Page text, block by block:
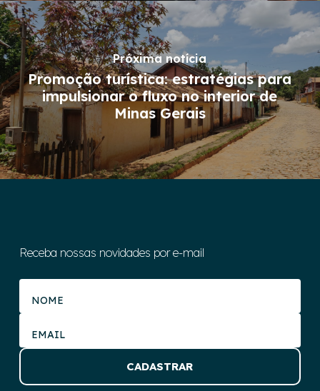
Próxima notícia
Promoção turística: estratégias para
impulsionar o fluxo no interior de
Minas Gerais
Receba nossas novidades por e-mail